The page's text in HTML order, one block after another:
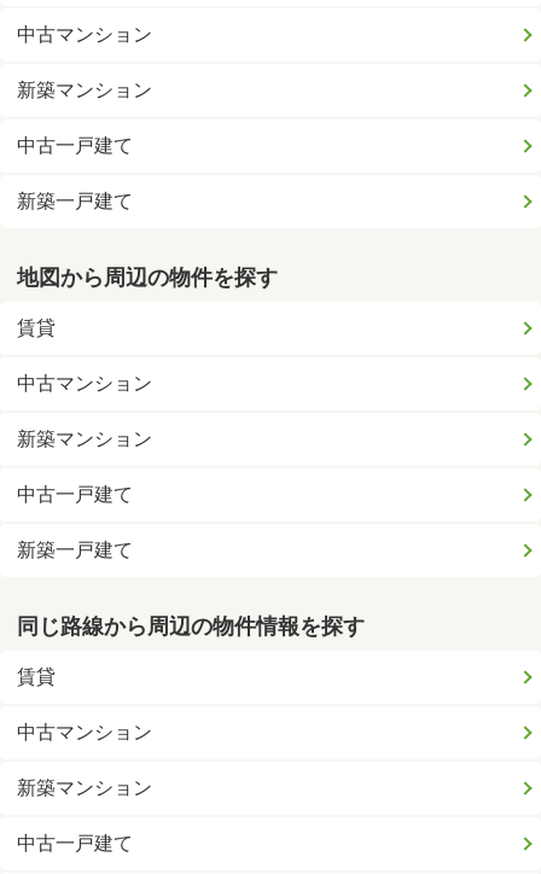
中古マンション
新築マンション
中古一戸建て
新築一戸建て
地図から周辺の物件を探す
賃貸
中古マンション
新築マンション
中古一戸建て
新築一戸建て
同じ路線から周辺の物件情報を探す
賃貸
中古マンション
新築マンション
中古一戸建て